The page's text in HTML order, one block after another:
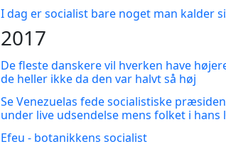
I dag er socialist bare noget man kalder
2017
De fleste danskere vil hverken have
de heller ikke da den var halvt så høj
Se Venezuelas fede socialistiske
under live udsendelse mens folket i hans
Efeu - botanikkens socialist